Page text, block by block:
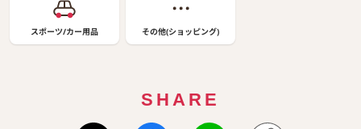
スポーツ/カー用品 その他(ショッピング)
SHARE